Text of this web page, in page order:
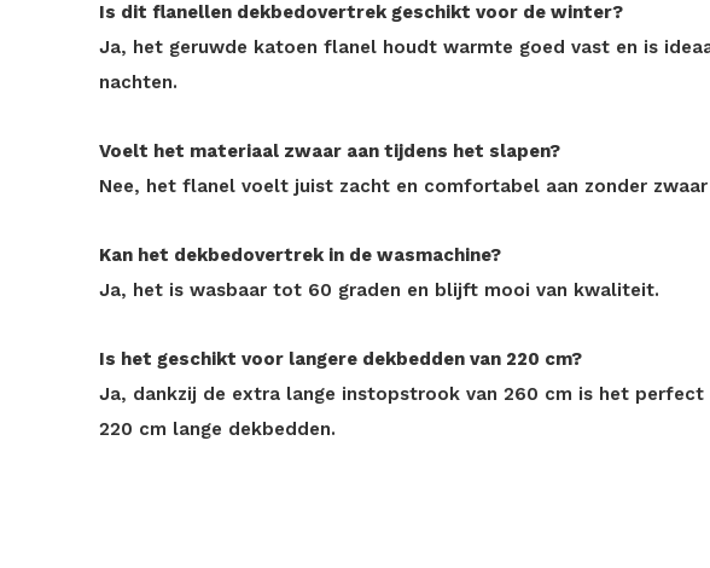
Is dit flanellen dekbedovertrek geschikt voor de winter?
Ja, het geruwde katoen flanel houdt warmte goed vast en is
nachten.
Voelt het materiaal zwaar aan tijdens het slapen?
Nee, het flanel voelt juist zacht en comfortabel aan zonder
Kan het dekbedovertrek in de wasmachine?
Ja, het is wasbaar tot 60 graden en blijft mooi van kwaliteit.
Is het geschikt voor langere dekbedden van 220 cm?
Ja, dankzij de extra lange instopstrook van 260 cm is het perfect
220 cm lange dekbedden.